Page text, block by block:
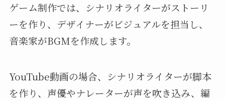
ゲーム制作では、シナリオライターがストーリ
ーを作り、デザイナーがビジュアルを担当し、
音楽家がBGMを作成します。
YouTube動画の場合、シナリオライターが脚本
を作り、声優やナレーターが声を吹き込み、編